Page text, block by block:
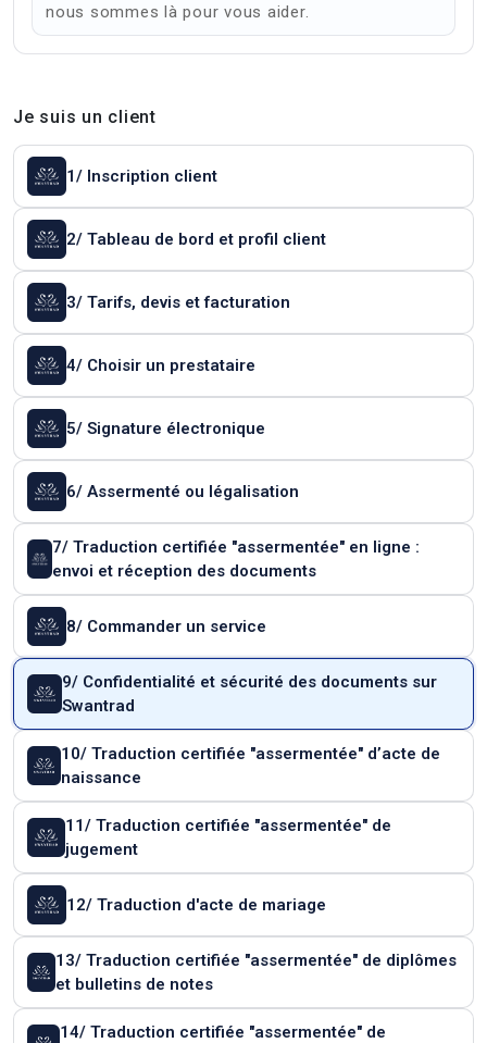
nous sommes là pour vous aider.
Je suis un client
1/ Inscription client
2/ Tableau de bord et profil client
3/ Tarifs, devis et facturation
4/ Choisir un prestataire
5/ Signature électronique
6/ Assermenté ou légalisation
7/ Traduction certifiée "assermentée" en ligne :
envoi et réception des documents
8/ Commander un service
9/ Confidentialité et sécurité des documents sur
Swantrad
10/ Traduction certifiée "assermentée" d’acte de
naissance
11/ Traduction certifiée "assermentée" de
jugement
12/ Traduction d'acte de mariage
13/ Traduction certifiée "assermentée" de diplômes
et bulletins de notes
14/ Traduction certifiée "assermentée" de